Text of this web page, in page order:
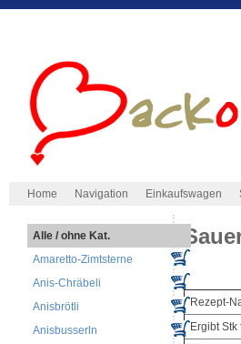
Home Navigation Einkaufswagen
Alle / ohne Kat.
Amaretto-Zimtsterne
Anis-Chräbeli
Anisbrötli
Anisbusserln
Rezept-
Ergibt